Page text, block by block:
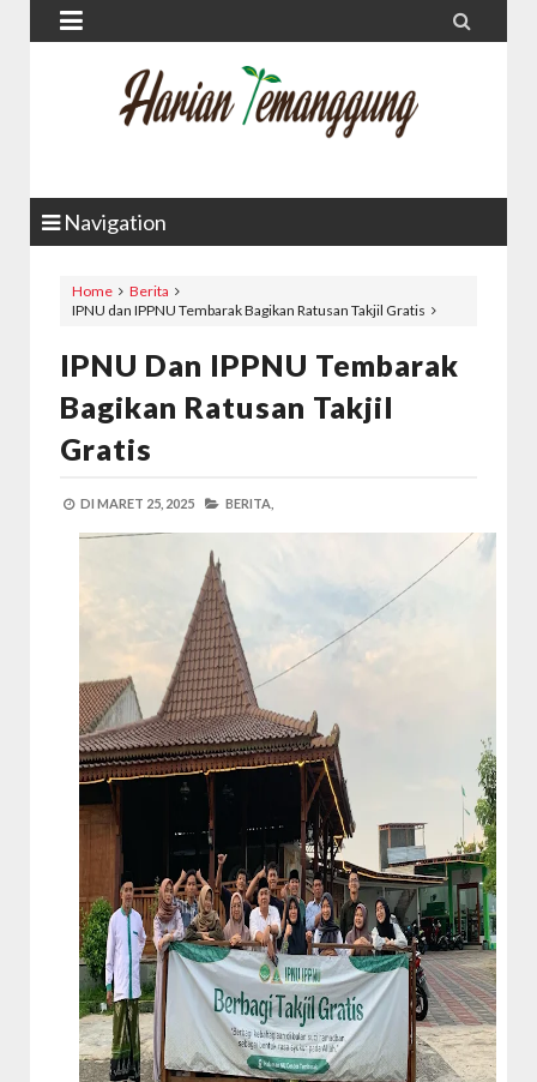
 
Navigation
Home
Berita
IPNU dan IPPNU Tembarak Bagikan Ratusan Takjil Gratis
IPNU Dan IPPNU Tembarak
Bagikan Ratusan Takjil
Gratis
DI MARET 25, 2025 BERITA,